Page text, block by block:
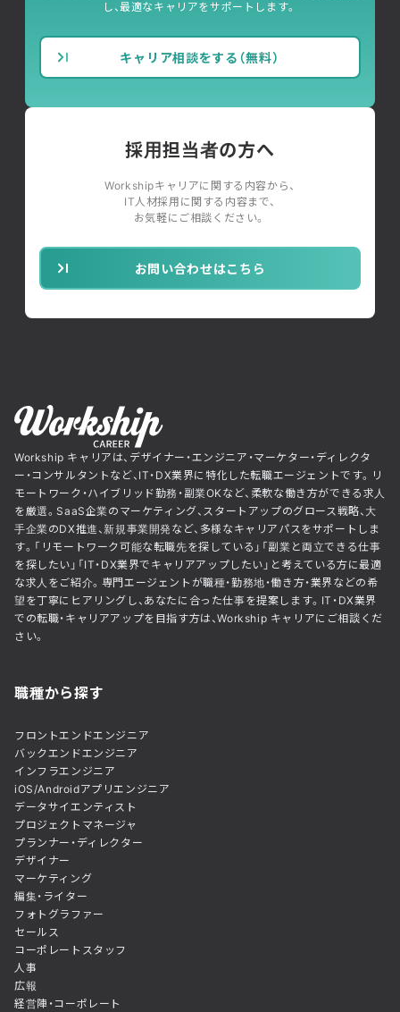
し、最適なキャリアをサポートします。
キャリア相談をする（無料）
採用担当者の方へ
Workshipキャリアに関する内容から、
IT人材採用に関する内容まで、
お気軽にご相談ください。
お問い合わせはこちら
Workship キャリアは、デザイナー・エンジニア・マーケター・ディレクタ
ー・コンサルタントなど、IT・DX業界に特化した転職エージェントです。リ
モートワーク・ハイブリッド勤務・副業OKなど、柔軟な働き方ができる求人
を厳選。SaaS企業のマーケティング、スタートアップのグロース戦略、大
手企業のDX推進、新規事業開発など、多様なキャリアパスをサポートしま
す。「リモートワーク可能な転職先を探している」「副業と両立できる仕事
を探したい」「IT・DX業界でキャリアアップしたい」と考えている方に最適
な求人をご紹介。専門エージェントが職種・勤務地・働き方・業界などの希
望を丁寧にヒアリングし、あなたに合った仕事を提案します。IT・DX業界
での転職・キャリアアップを目指す方は、Workship キャリアにご相談くだ
さい。
職種から探す
フロントエンドエンジニア
バックエンドエンジニア
インフラエンジニア
iOS/Androidアプリエンジニア
データサイエンティスト
プロジェクトマネージャ
プランナー・ディレクター
デザイナー
マーケティング
編集・ライター
フォトグラファー
セールス
コーポレートスタッフ
人事
広報
経営陣・コーポレート